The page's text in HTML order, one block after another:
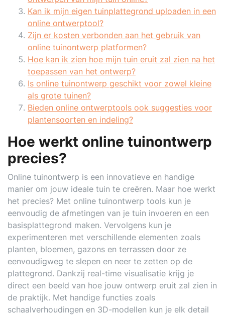
Kan ik mijn eigen tuinplattegrond uploaden in een
online ontwerptool?
Zijn er kosten verbonden aan het gebruik van
online tuinontwerp platformen?
Hoe kan ik zien hoe mijn tuin eruit zal zien na het
toepassen van het ontwerp?
Is online tuinontwerp geschikt voor zowel kleine
als grote tuinen?
Bieden online ontwerptools ook suggesties voor
plantensoorten en indeling?
Hoe werkt online tuinontwerp
precies?
Online tuinontwerp is een innovatieve en handige
manier om jouw ideale tuin te creëren. Maar hoe werkt
het precies? Met online tuinontwerp tools kun je
eenvoudig de afmetingen van je tuin invoeren en een
basisplattegrond maken. Vervolgens kun je
experimenteren met verschillende elementen zoals
planten, bloemen, gazons en terrassen door ze
eenvoudigweg te slepen en neer te zetten op de
plattegrond. Dankzij real-time visualisatie krijg je
direct een beeld van hoe jouw ontwerp eruit zal zien in
de praktijk. Met handige functies zoals
schaalverhoudingen en 3D-modellen kun je elk detail